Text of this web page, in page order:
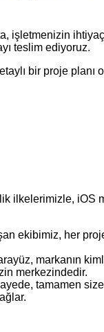
teslim ediyoruz.
bir proje
ilkelerimizle,
ekibimiz, her
markanın
merkezindedir.
tamamen